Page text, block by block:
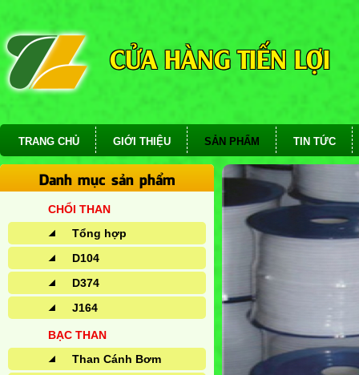
CỬA HÀNG TIẾN LỢI
TRANG CHỦ GIỚI THIỆU SẢN PHẨM TIN TỨC
Danh mục sản phẩm
CHỔI THAN
Tổng hợp
D104
D374
J164
BẠC THAN
Than Cánh Bơm